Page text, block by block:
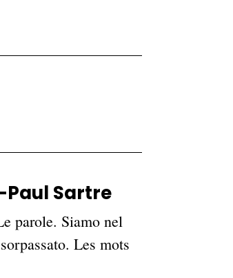
Paul Sartre
parole. Siamo nel
Les mots